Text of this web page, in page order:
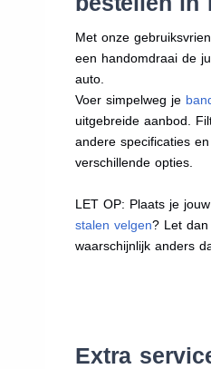
Met onze
een handomdraai de
auto.
Voer simpelweg je
uitgebreide aanbod.
andere specificaties
verschillende opties.
LET OP: Plaats je
stalen velgen? Let
waarschijnlijk anders
Extra